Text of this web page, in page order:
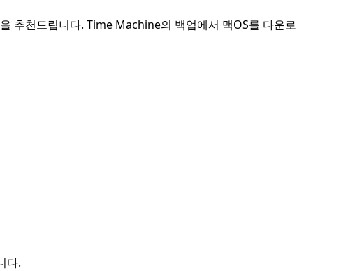
추천드립니다. Time Machine의 백업에서 맥OS를 다운로
다.